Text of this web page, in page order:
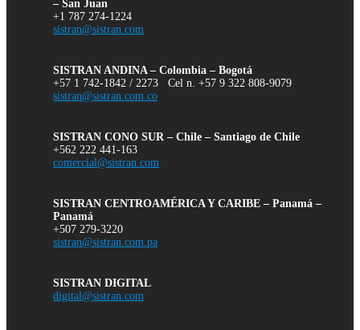
– San Juan
+1 787 274-1224
sistran@sistran.com
SISTRAN ANDINA – Colombia – Bogotá
+57 1 742-1842 / 2273 Cel n. +57 9 322 808-9079
sistran@sistran.com.co
SISTRAN CONO SUR – Chile – Santiago de Chile
+562 222 441-163
comercial@sistran.com
SISTRAN CENTROAMÉRICA Y CARIBE – Panamá –
Panamá
+507 279-3220
sistran@sistran.com.pa
SISTRAN DIGITAL
digital@sistran.com